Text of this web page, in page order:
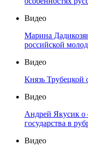
Видео
Марина
российской
Видео
Князь Трубецкой
Видео
Андрей Якусик о
государства в
Видео